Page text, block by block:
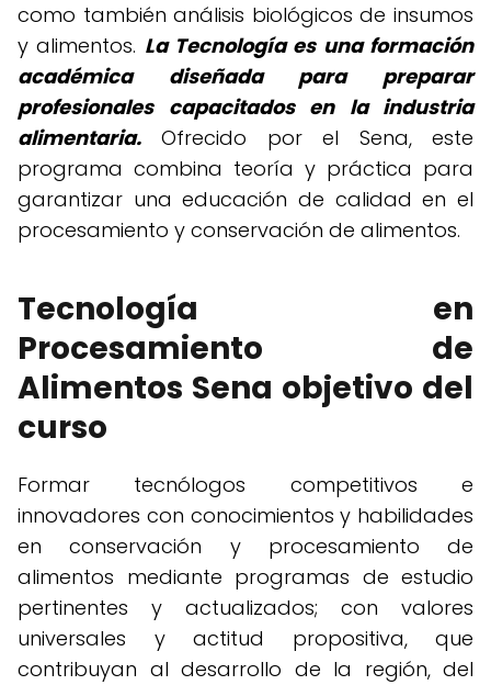
como también análisis biológicos de insumos
y alimentos. La Tecnología es una formación
académica diseñada para preparar
profesionales capacitados en la industria
alimentaria. Ofrecido por el Sena, este
programa combina teoría y práctica para
garantizar una educación de calidad en el
procesamiento y conservación de alimentos.
Tecnología en
Procesamiento de
Alimentos Sena objetivo del
curso
Formar tecnólogos competitivos e
innovadores con conocimientos y habilidades
en conservación y procesamiento de
alimentos mediante programas de estudio
pertinentes y actualizados; con valores
universales y actitud propositiva, que
contribuyan al desarrollo de la región, del